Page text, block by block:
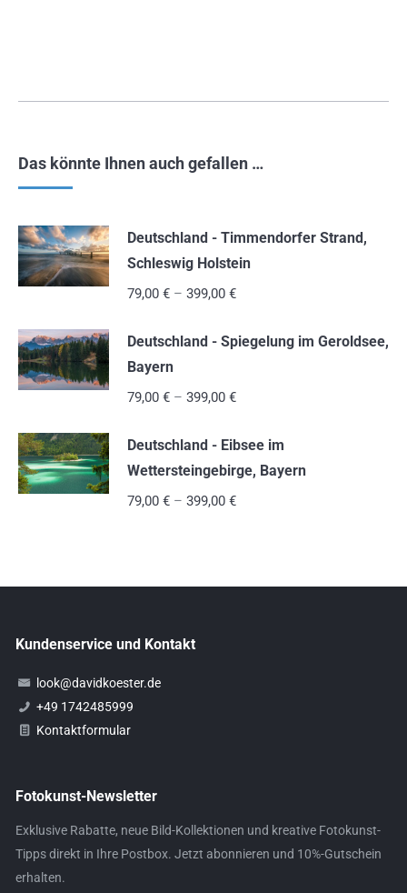
Das könnte Ihnen auch gefallen …
Deutschland - Timmendorfer Strand,
Schleswig Holstein
79,00 € – 399,00 €
Deutschland - Spiegelung im Geroldsee,
Bayern
79,00 € – 399,00 €
Deutschland - Eibsee im
Wettersteingebirge, Bayern
79,00 € – 399,00 €
Kundenservice und Kontakt
look@davidkoester.de
+49 1742485999
Kontaktformular
Fotokunst-Newsletter
Exklusive Rabatte, neue Bild-Kollektionen und kreative Fotokunst-
Tipps direkt in Ihre Postbox. Jetzt abonnieren und 10%-Gutschein
erhalten.